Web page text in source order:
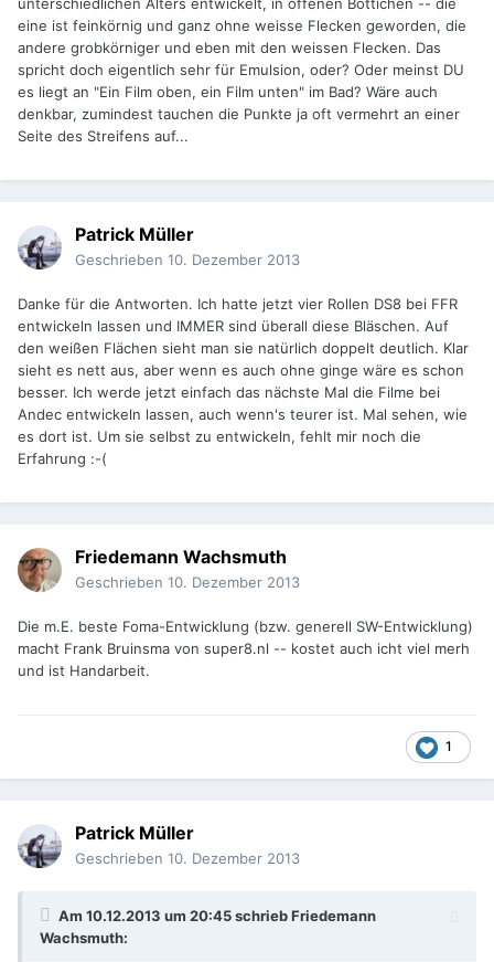
unterschiedlichen Alters entwickelt, in offenen Bottichen -- die
eine ist feinkörnig und ganz ohne weisse Flecken geworden, die
andere grobkörniger und eben mit den weissen Flecken. Das
spricht doch eigentlich sehr für Emulsion, oder? Oder meinst DU
es liegt an "Ein Film oben, ein Film unten" im Bad? Wäre auch
denkbar, zumindest tauchen die Punkte ja oft vermehrt an einer
Seite des Streifens auf...
Patrick Müller
Geschrieben 10. Dezember 2013
Danke für die Antworten. Ich hatte jetzt vier Rollen DS8 bei FFR
entwickeln lassen und IMMER sind überall diese Bläschen. Auf
den weißen Flächen sieht man sie natürlich doppelt deutlich. Klar
sieht es nett aus, aber wenn es auch ohne ginge wäre es schon
besser. Ich werde jetzt einfach das nächste Mal die Filme bei
Andec entwickeln lassen, auch wenn's teurer ist. Mal sehen, wie
es dort ist. Um sie selbst zu entwickeln, fehlt mir noch die
Erfahrung :-(
Friedemann Wachsmuth
Geschrieben 10. Dezember 2013
Die m.E. beste Foma-Entwicklung (bzw. generell SW-Entwicklung)
macht Frank Bruinsma von super8.nl -- kostet auch icht viel merh
und ist Handarbeit.
1
Patrick Müller
Geschrieben 10. Dezember 2013
Am 10.12.2013 um 20:45 schrieb Friedemann
Wachsmuth: